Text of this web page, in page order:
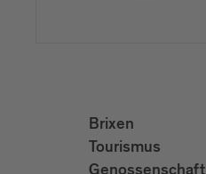
Brixen
Tourismus